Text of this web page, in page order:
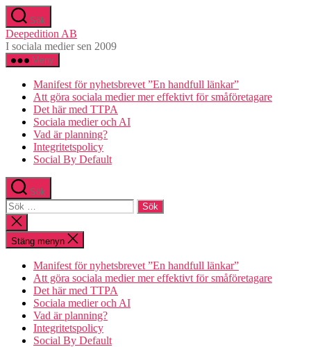
Hoppa
till
innehåll
Sök
Deepedition AB
I sociala medier sen 2009
Meny
Manifest för nyhetsbrevet ”En handfull länkar”
Att göra sociala medier mer effektivt för småföretagare
Det här med TTPA
Sociala medier och AI
Vad är planning?
Integritetspolicy
Social By Default
Sök
Sök
efter:
Stäng
sökningen
Stäng menyn
Manifest för nyhetsbrevet ”En handfull länkar”
Att göra sociala medier mer effektivt för småföretagare
Det här med TTPA
Sociala medier och AI
Vad är planning?
Integritetspolicy
Social By Default